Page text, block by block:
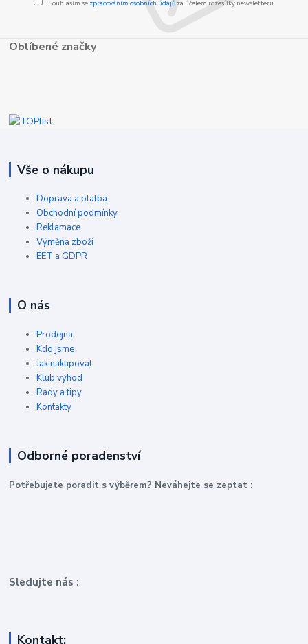
Souhlasím se zpracováním osobních údajůza účelem rozesílky newsletteru.
Oblíbené značky
Vše o nákupu
Doprava a platba
Obchodní podmínky
Reklamace
Výměna zboží
EET a GDPR
O nás
Prodejna
Kdo jsme
Jak nakupovat
Klub výhod
Rady a tipy
Kontakty
Odborné poradenství
Potřebujete poradit s výběrem? Neváhejte se zeptat :
Sledujte nás :
Kontakt: